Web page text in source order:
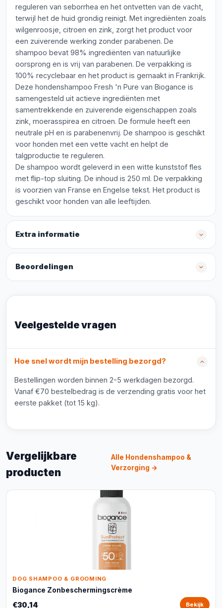
reguleren van seborrhea en het ontvetten van de vacht,
terwijl het de huid grondig reinigt. Met ingrediënten zoals
wilgenroosje, citroen en zink, zorgt het product voor
een zuiverende werking zonder parabenen. De
shampoo bevat 98% ingrediënten van natuurlijke
oorsprong en is vrij van parabenen. De verpakking is
100% recyclebaar en het product is gemaakt in Frankrijk.
Deze hondenshampoo Fresh 'n Pure van Biogance is
samengesteld uit actieve ingrediënten met
samentrekkende en zuiverende eigenschappen zoals
zink, moerasspirea en citroen. De formule heeft een
neutrale pH en is parabenenvrij. De shampoo is geschikt
voor honden met een vette vacht en helpt de
talgproductie te reguleren.
De shampoo wordt geleverd in een witte kunststof fles
met flip-top sluiting. De inhoud is 250 ml. De verpakking
is voorzien van Franse en Engelse tekst. Het product is
geschikt voor honden van alle leeftijden.
Extra informatie
Beoordelingen
Veelgestelde vragen
Hoe snel wordt mijn bestelling bezorgd?
Bestellingen worden binnen 2-5 werkdagen bezorgd.
Vanaf €70 bestelbedrag is de verzending gratis voor het
eerste pakket (tot 15 kg).
Vergelijkbare
producten
Alle Hondenshampoo &
Verzorging →
DOG SHAMPOO & GROOMING
Biogance Zonbeschermingscrème
€30,14 Bekijk